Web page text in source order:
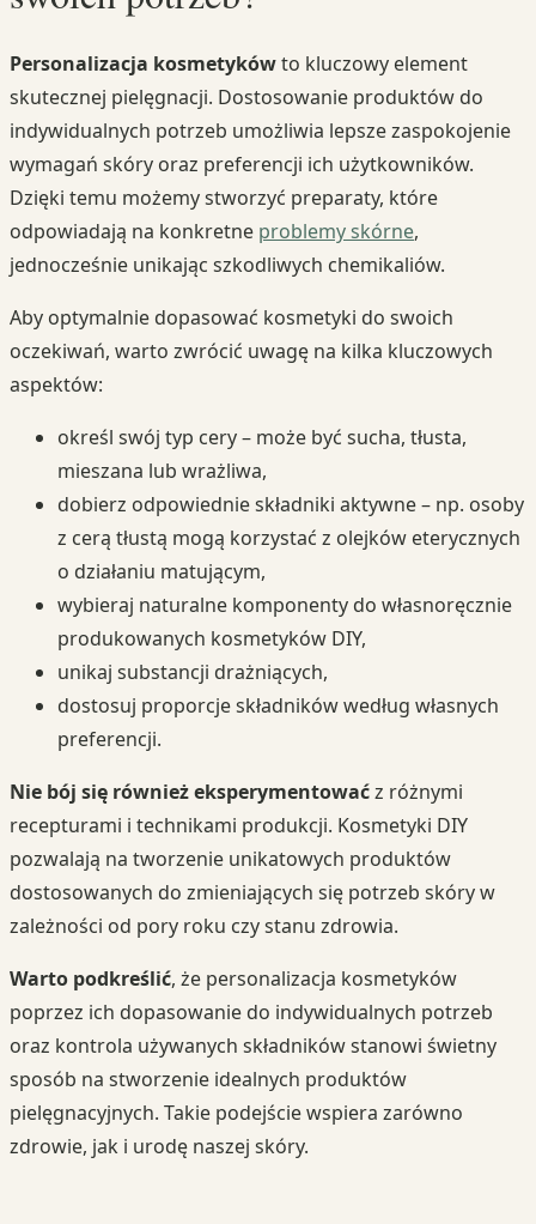
Personalizacja kosmetykówto kluczowy element
skutecznej pielęgnacji. Dostosowanie produktów do
indywidualnych potrzeb umożliwia lepsze zaspokojenie
wymagań skóry oraz preferencji ich użytkowników.
Dzięki temu możemy stworzyć preparaty, które
odpowiadają na konkretne problemy skórne,
jednocześnie unikając szkodliwych chemikaliów.
Aby optymalnie dopasować kosmetyki do swoich
oczekiwań, warto zwrócić uwagę na kilka kluczowych
aspektów:
określ swój typ cery – może być sucha, tłusta,
mieszana lub wrażliwa,
dobierz odpowiednie składniki aktywne – np. osoby
z cerą tłustą mogą korzystać z olejków eterycznych
o działaniu matującym,
wybieraj naturalne komponenty do własnoręcznie
produkowanych kosmetyków DIY,
unikaj substancji drażniących,
dostosuj proporcje składników według własnych
preferencji.
Nie bój się również eksperymentowaćz różnymi
recepturami i technikami produkcji. Kosmetyki DIY
pozwalają na tworzenie unikatowych produktów
dostosowanych do zmieniających się potrzeb skóry w
zależności od pory roku czy stanu zdrowia.
Warto podkreślić, że personalizacja kosmetyków
poprzez ich dopasowanie do indywidualnych potrzeb
oraz kontrola używanych składników stanowi świetny
sposób na stworzenie idealnych produktów
pielęgnacyjnych. Takie podejście wspiera zarówno
zdrowie, jak i urodę naszej skóry.